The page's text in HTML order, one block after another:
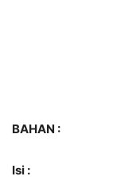
BAHAN :
Isi :